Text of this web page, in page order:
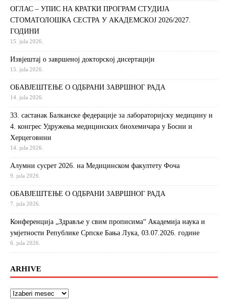
ОГЛАС – УПИС НА КРАТКИ ПРОГРАМ СТУДИЈА
СТОМАТОЛОШКА СЕСТРА У АКАДЕМСКОЈ 2026/2027.
ГОДИНИ
15. jula 2026.
Извjeштaj o зaвршeнoj дoктoрскoj дисeртaциjи
15. jula 2026.
ОБАВЈЕШТЕЊЕ О ОДБРАНИ ЗАВРШНОГ РАДА
14. jula 2026.
33. састанак Балканске федерације за лабораторијску медицину и
4. конгрес Удружења медицинских биохемичара у Босни и
Херцеговини
14. jula 2026.
Алумни сусрет 2026. на Медицинском факултету Фоча
9. jula 2026.
ОБАВЈЕШТЕЊЕ О ОДБРАНИ ЗАВРШНОГ РАДА
7. jula 2026.
Конференција „Здравље у свим прописима“ Академија наука и
умјетности Републике Српске Бања Лука, 03.07.2026. године
6. jula 2026.
ARHIVE